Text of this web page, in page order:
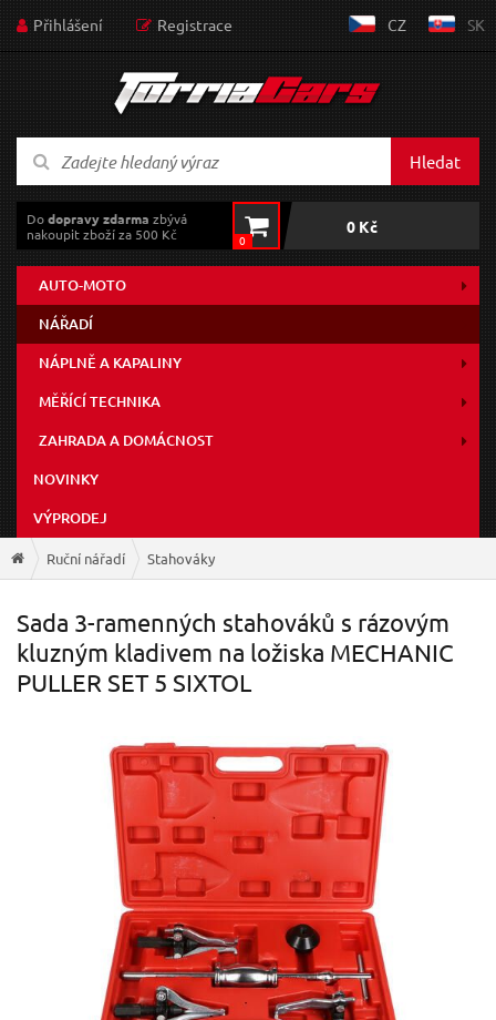
Přihlášení Registrace CZ SK
Hledat
Dodopravy zdarma zbývá
nakoupit zboží za 500 Kč
0
0 Kč
AUTO-MOTO
NÁŘADÍ
NÁPLNĚ A KAPALINY
MĚŘÍCÍ TECHNIKA
ZAHRADA A DOMÁCNOST
NOVINKY
VÝPRODEJ
Ruční nářadí Stahováky
Sada 3-ramenných stahováků s rázovým
kluzným kladivem na ložiska MECHANIC
PULLER SET 5 SIXTOL